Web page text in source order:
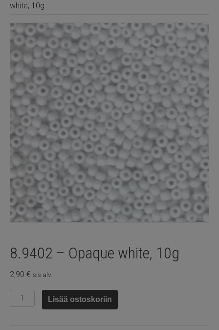
white, 10g
8.9402 – Opaque white, 10g
2,90 € sis alv.
8.9402
-
Lisää ostoskoriin